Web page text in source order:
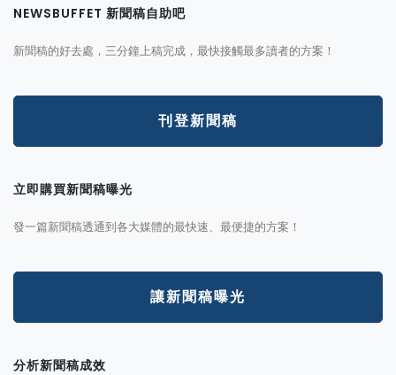
NEWSBUFFET 新聞稿自助吧
新聞稿的好去處，三分鐘上稿完成，最快接觸最多讀者的方案！
刊登新聞稿
立即購買新聞稿曝光
發一篇新聞稿透通到各大媒體的最快速、最便捷的方案！
讓新聞稿曝光
分析新聞稿成效